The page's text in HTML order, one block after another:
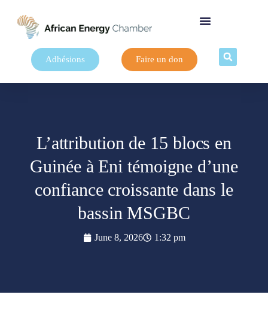
Adhésions Faire un don
L’attribution de 15 blocs en
Guinée à Eni témoigne d’une
confiance croissante dans le
bassin MSGBC
June 8, 2026 1:32 pm